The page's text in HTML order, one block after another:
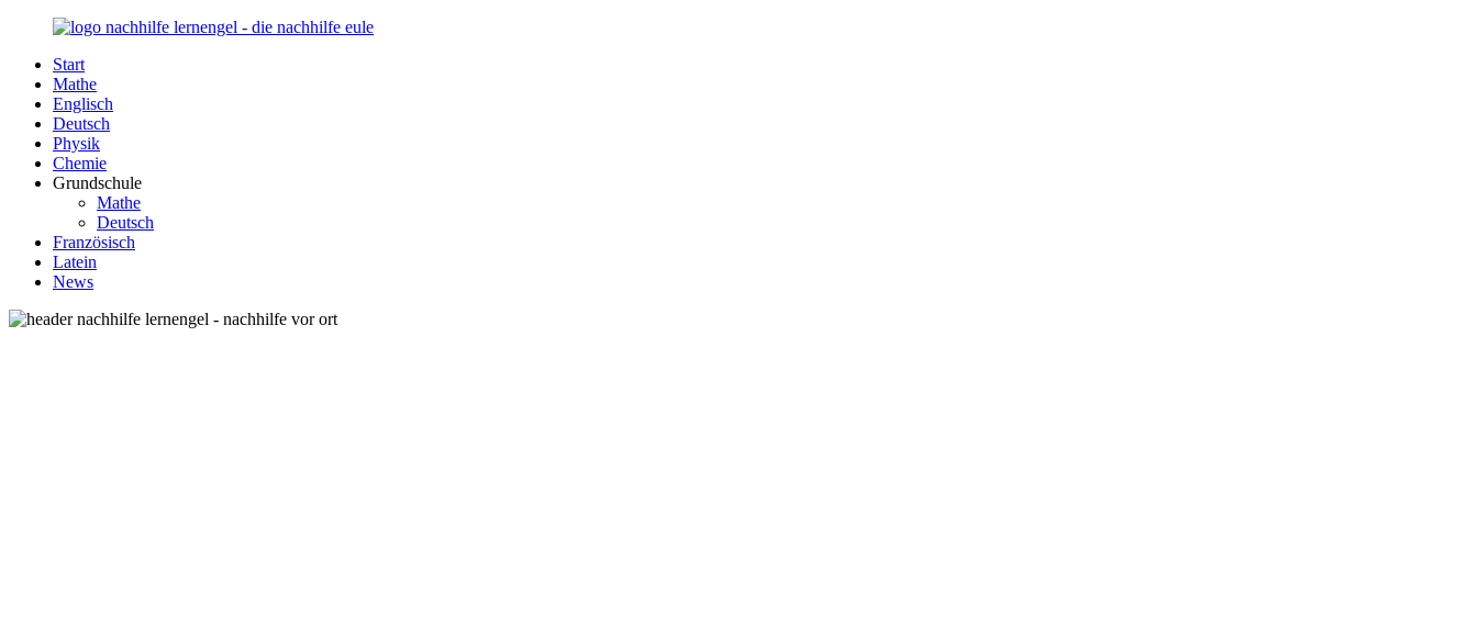
Zurück
Inhalt
Nachhilfe-
Lernengel.de
Unsere
Nachhilfe-
Eule
berät
zum
Damit
Lernen
Spaß
Start
Mathe
Englisch
Deutsch
Physik
Chemie
Grundschule
Mathe
Deutsch
Französisch
Latein
News